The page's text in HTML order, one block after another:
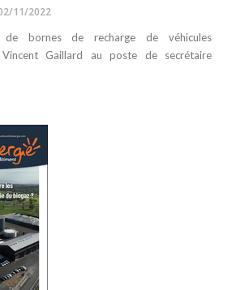
11/2022
de bornes de recharge de véhicules
Vincent Gaillard au poste de secrétaire